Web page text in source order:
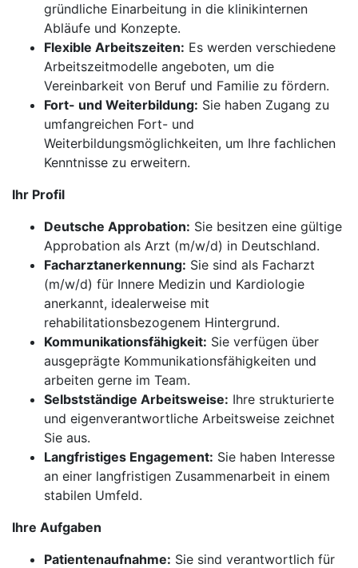
gründliche Einarbeitung in die klinikinternen
Abläufe und Konzepte.
Flexible Arbeitszeiten: Es werden verschiedene
Arbeitszeitmodelle angeboten, um die
Vereinbarkeit von Beruf und Familie zu fördern.
Fort- und Weiterbildung: Sie haben Zugang zu
umfangreichen Fort- und
Weiterbildungsmöglichkeiten, um Ihre fachlichen
Kenntnisse zu erweitern.
Ihr Profil
Deutsche Approbation: Sie besitzen eine gültige
Approbation als Arzt (m/w/d) in Deutschland.
Facharztanerkennung: Sie sind als Facharzt
(m/w/d) für Innere Medizin und Kardiologie
anerkannt, idealerweise mit
rehabilitationsbezogenem Hintergrund.
Kommunikationsfähigkeit: Sie verfügen über
ausgeprägte Kommunikationsfähigkeiten und
arbeiten gerne im Team.
Selbstständige Arbeitsweise: Ihre strukturierte
und eigenverantwortliche Arbeitsweise zeichnet
Sie aus.
Langfristiges Engagement: Sie haben Interesse
an einer langfristigen Zusammenarbeit in einem
stabilen Umfeld.
Ihre Aufgaben
Patientenaufnahme: Sie sind verantwortlich für